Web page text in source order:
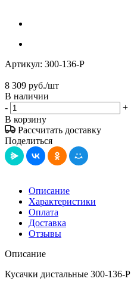
Артикул: 300-136-P
8 309 руб./шт
В наличии
-
+
В корзину
Рассчитать доставку
Поделиться
Описание
Характеристики
Оплата
Доставка
Отзывы
Описание
Кусачки дистальные 300-136-P